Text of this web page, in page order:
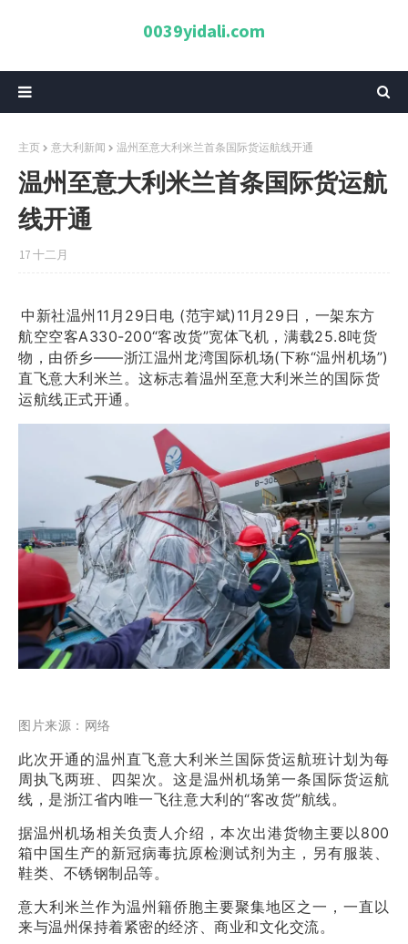
0039yidali.com
主页 意大利新闻 温州至意大利米兰首条国际货运航线开通
温州至意大利米兰首条国际货运航
线开通
17 十二月
中新社温州11月29日电 (范宇斌)11月29日，一架东方
航空空客A330-200“客改货”宽体飞机，满载25.8吨货
物，由侨乡——浙江温州龙湾国际机场(下称“温州机场”)
直飞意大利米兰。这标志着温州至意大利米兰的国际货
运航线正式开通。
图片来源：网络
此次开通的温州直飞意大利米兰国际货运航班计划为每
周执飞两班、四架次。这是温州机场第一条国际货运航
线，是浙江省内唯一飞往意大利的“客改货”航线。
据温州机场相关负责人介绍，本次出港货物主要以800
箱中国生产的新冠病毒抗原检测试剂为主，另有服装、
鞋类、不锈钢制品等。
意大利米兰作为温州籍侨胞主要聚集地区之一，一直以
来与温州保持着紧密的经济、商业和文化交流。